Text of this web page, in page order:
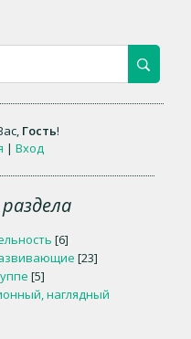
, Гость!
| Вход
[6]
[23]
[5]
наглядный